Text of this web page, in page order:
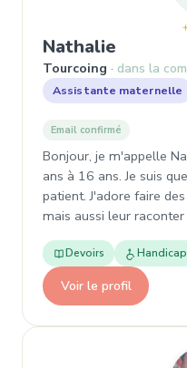
Nathalie
Tourcoing dans la
Assistante maternelle
Email confirmé
Bonjour, je m'appelle
ans à 16 ans. Je suis
patient. J'adore faire
mais aussi leur
Devoirs Handicap
Voir le profil